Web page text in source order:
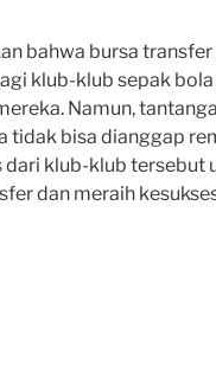
bahwa bursa
klub-klub sepak bola
Namun,
tidak bisa dianggap
klub-klub tersebut
dan meraih